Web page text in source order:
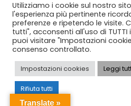
03/07/2026
Utilizziamo i cookie sul nostro
l'esperienza più pertinente
preferenze e ripetendo le visite.
tutti", acconsenti all'uso di TUTTI
puoi visitare "Impostazioni
consenso controllato.
Impostazioni cookies Leggi
Rifiuta tutti
Translate »